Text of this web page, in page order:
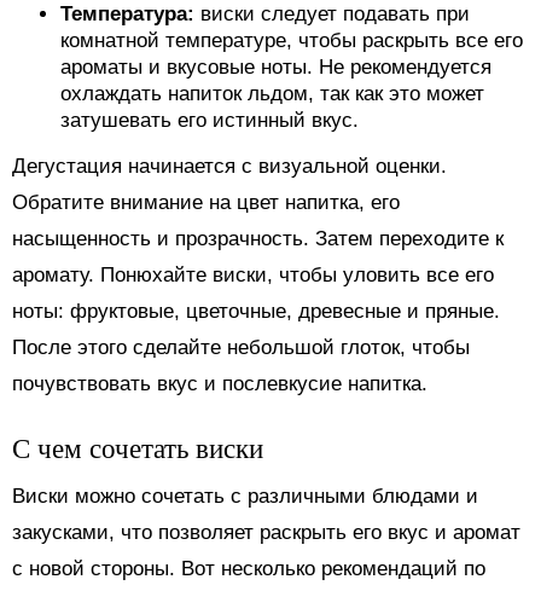
Температура: виски следует подавать при
комнатной температуре, чтобы раскрыть все его
ароматы и вкусовые ноты. Не рекомендуется
охлаждать напиток льдом, так как это может
затушевать его истинный вкус.
Дегустация начинается с визуальной оценки.
Обратите внимание на цвет напитка, его
насыщенность и прозрачность. Затем переходите к
аромату. Понюхайте виски, чтобы уловить все его
ноты: фруктовые, цветочные, древесные и пряные.
После этого сделайте небольшой глоток, чтобы
почувствовать вкус и послевкусие напитка.
С чем сочетать виски
Виски можно сочетать с различными блюдами и
закусками, что позволяет раскрыть его вкус и аромат
с новой стороны. Вот несколько рекомендаций по